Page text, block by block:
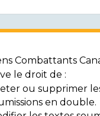
Combattants
le droit de :
ou supprimer
en double.